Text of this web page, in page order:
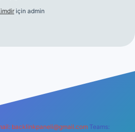
için admin
backlinkpaneli@gmail.com Teams: